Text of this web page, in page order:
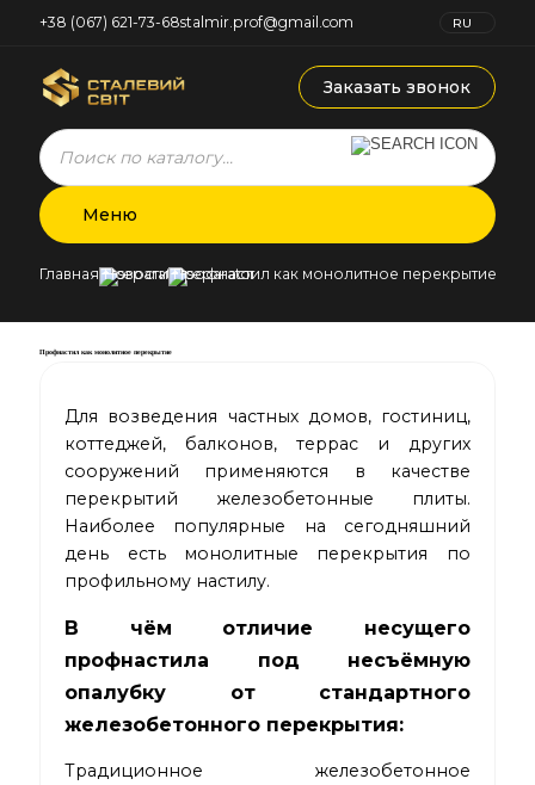
+38 (067) 621-73-68stalmir.prof@gmail.com
RU
Заказать звонок
Products
search
Меню
Главная Новости Профнастил как монолитное перекрытие
Профнастил как монолитное перекрытие
Для возведения частных домов, гостиниц,
коттеджей, балконов, террас и других
сооружений применяются в качестве
перекрытий железобетонные плиты.
Наиболее популярные на сегодняшний
день есть монолитные перекрытия по
профильному настилу.
В чём отличие несущего
профнастила под несъёмную
опалубку от стандартного
железобетонного перекрытия:
Традиционное железобетонное